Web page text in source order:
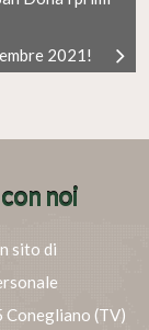
2021!
noi
sito di
(TV)